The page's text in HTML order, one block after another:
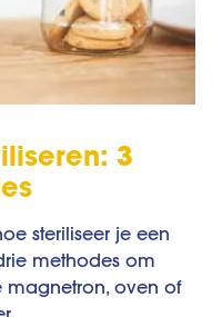
3
steriliseer je een
methodes om
magnetron, oven of